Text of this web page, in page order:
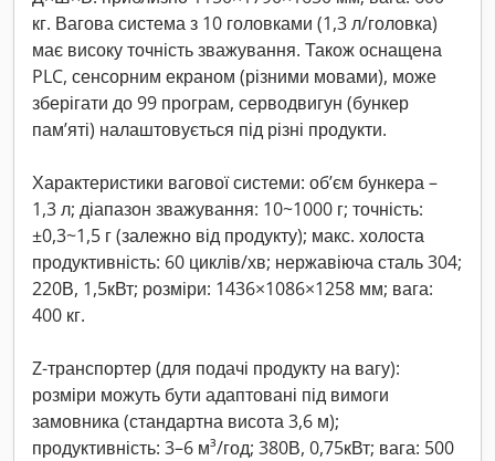
кг. Вагова система з 10 головками (1,3 л/головка)
має високу точність зважування. Також оснащена
PLC, сенсорним екраном (різними мовами), може
зберігати до 99 програм, серводвигун (бункер
пам’яті) налаштовується під різні продукти.
Характеристики вагової системи: об’єм бункера –
1,3 л; діапазон зважування: 10~1000 г; точність:
±0,3~1,5 г (залежно від продукту); макс. холоста
продуктивність: 60 циклів/хв; нержавіюча сталь 304;
220В, 1,5кВт; розміри: 1436×1086×1258 мм; вага:
400 кг.
Z-транспортер (для подачі продукту на вагу):
розміри можуть бути адаптовані під вимоги
замовника (стандартна висота 3,6 м);
продуктивність: 3–6 м³/год; 380В, 0,75кВт; вага: 500